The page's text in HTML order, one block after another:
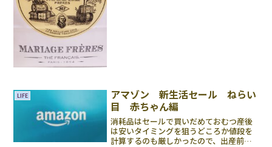
LIFE
アマゾン 新生活セール ねらい
目 赤ちゃん編
消耗品はセールで買いだめておむつ産後
は安いタイミングを狙うどころか値段を
計算するのも厳しかったので、出産前の